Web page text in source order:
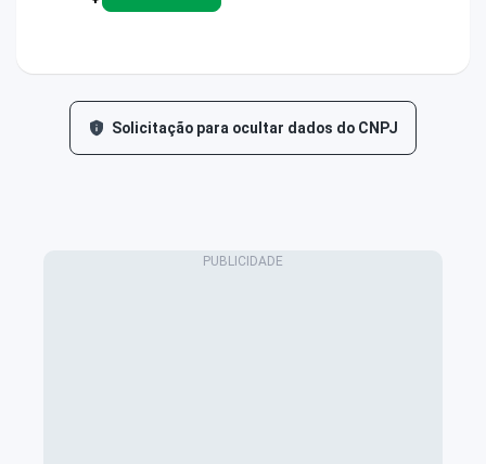
Solicitação para ocultar dados do CNPJ